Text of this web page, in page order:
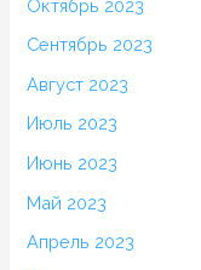
Октябрь 2023
Сентябрь 2023
Август 2023
Июль 2023
Июнь 2023
Май 2023
Апрель 2023